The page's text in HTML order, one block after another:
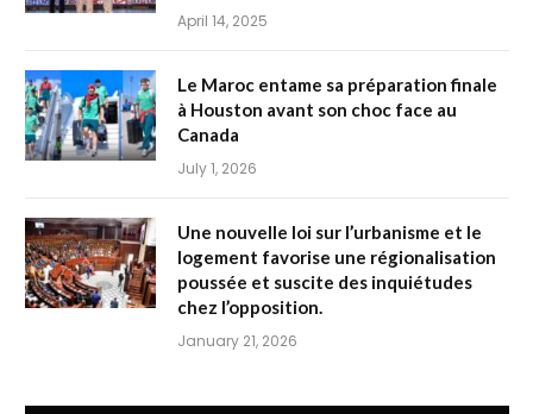
April 14, 2025
Le Maroc entame sa préparation finale
à Houston avant son choc face au
Canada
July 1, 2026
Une nouvelle loi sur l’urbanisme et le
logement favorise une régionalisation
poussée et suscite des inquiétudes
chez l’opposition.
January 21, 2026